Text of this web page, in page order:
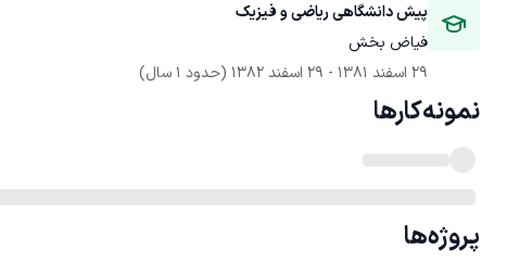
پیش دانشگاهی ریاضی و فیزیک
فیاض بخش
29 اسفند 1381
- 29 اسفند 1382 (حدود 1 سال)
نمونه‌کارها
پروژه‌ها